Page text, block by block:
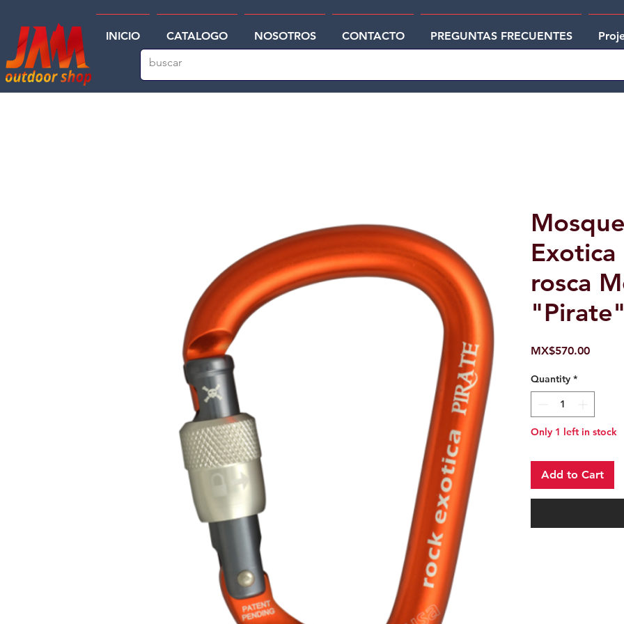
INICIO CATALOGO NOSOTROS CONTACTO PREGUNTAS FRECUENTES
rosca
"Pirate"
MX$570.00Price
Quantity *
Only 1 left in stock
Add to Cart